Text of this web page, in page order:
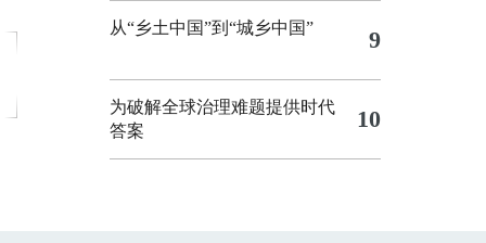
从“乡土中国”到“城乡中国” 9
为破解全球治理难题提供时代
答案
10